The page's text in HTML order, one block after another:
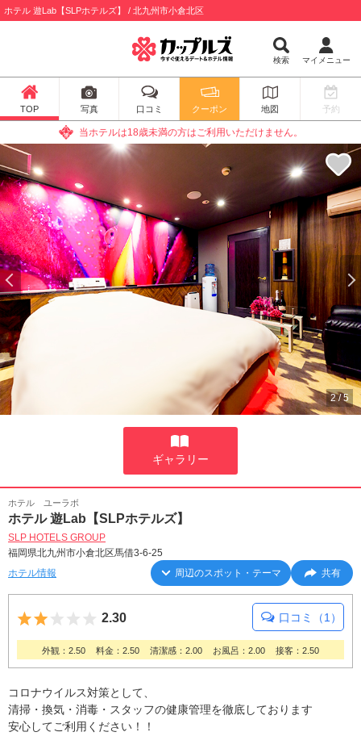
ホテル 遊Lab【SLPホテルズ】 / 北九州市小倉北区
検索 マイメニュー
TOP 写真 口コミ クーポン 地図 予約
当ホテルは18歳未満の方はご利用いただけません。
2/5
ギャラリー
ホテル ユーラボ
ホテル 遊Lab【SLPホテルズ】
SLP HOTELS GROUP
福岡県北九州市小倉北区馬借3-6-25
ホテル情報
周辺のスポット・テーマ 共有
5つ星のうち2
2.30 口コミ（1）
外観：2.50 料金：2.50 清潔感：2.00 お風呂：2.00 接客：2.50
コロナウイルス対策として、
清掃・換気・消毒・スタッフの健康管理を徹底しております
安心してご利用ください！！